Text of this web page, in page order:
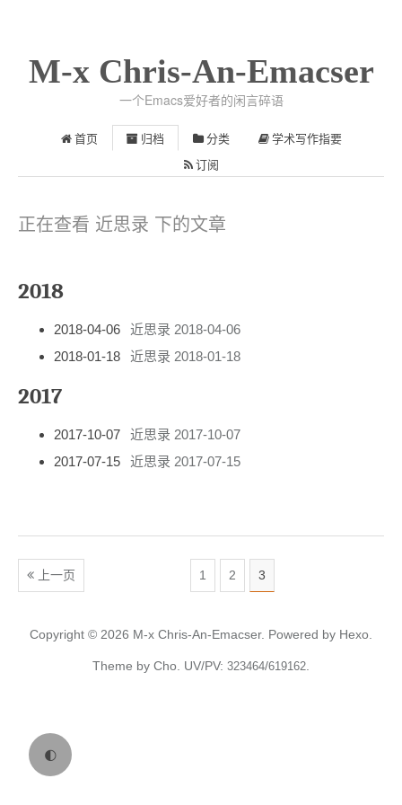
🌓
M-x Chris-An-Emacser
一个Emacs爱好者的闲言碎语
首页 归档 分类 学术写作指要
订阅
正在查看 近思录 下的文章
2018
2018-04-06
近思录 2018-04-06
2018-01-18
近思录 2018-01-18
2017
2017-10-07
近思录 2017-10-07
2017-07-15
近思录 2017-07-15
上一页 1 2 3
Copyright © 2026 M-x Chris-An-Emacser. Powered by Hexo.
Theme by Cho. UV/PV: 323464/619162.